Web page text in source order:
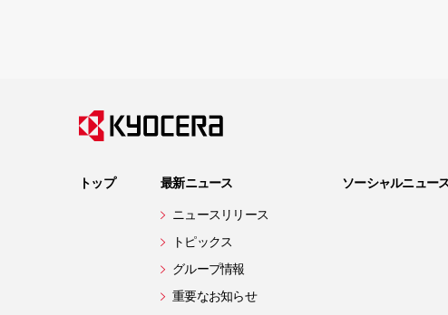
トップ
最新ニュース
ニュースリリース
トピックス
グループ情報
重要なお知らせ
ソーシャルニュー